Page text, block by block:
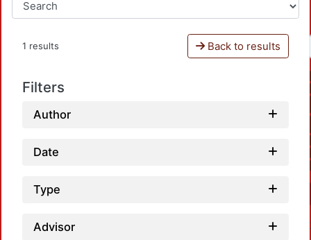
1 results Back to results
Filters
Author
Date
Type
Advisor